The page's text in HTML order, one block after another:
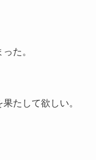
た。
たして欲しい。